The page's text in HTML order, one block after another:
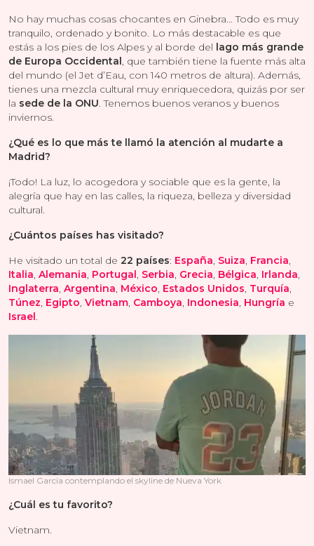
No hay muchas cosas chocantes en Ginebra… Todo es muy
tranquilo, ordenado y bonito. Lo más destacable es que
estás a los pies de los Alpes y al borde del lago más grande
de Europa Occidental, que también tiene la fuente más alta
del mundo (el Jet d’Eau, con 140 metros de altura). Además,
tienes una mezcla cultural muy enriquecedora, quizás por ser
la sede de la ONU. Tenemos buenos veranos y buenos
inviernos.
¿Qué es lo que más te llamó la atención al mudarte a
Madrid?
¡Todo! La luz, lo acogedora y sociable que es la gente, la
alegría que hay en las calles, la riqueza, belleza y diversidad
cultural.
¿Cuántos países has visitado?
He visitado un total de 22 países: España, Suiza, Francia,
Italia, Alemania, Portugal, Serbia, Grecia, Bélgica, Irlanda,
Inglaterra, Argentina, México, Estados Unidos, Turquía,
Túnez, Egipto, Vietnam, Camboya, Indonesia, Hungría e
Israel.
Ismael García contemplando el skyline de Nueva York
¿Cuál es tu favorito?
Vietnam.